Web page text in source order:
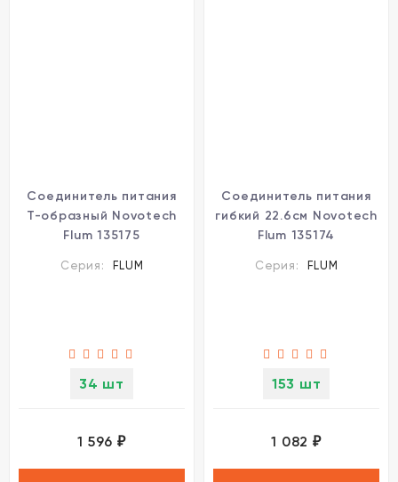
Соединитель питания
Т-образный Novotech
Flum 135175
Серия: FLUM
34 шт
1 596 ₽
Соединитель питания
гибкий 22.6см Novotech
Flum 135174
Серия: FLUM
153 шт
1 082 ₽